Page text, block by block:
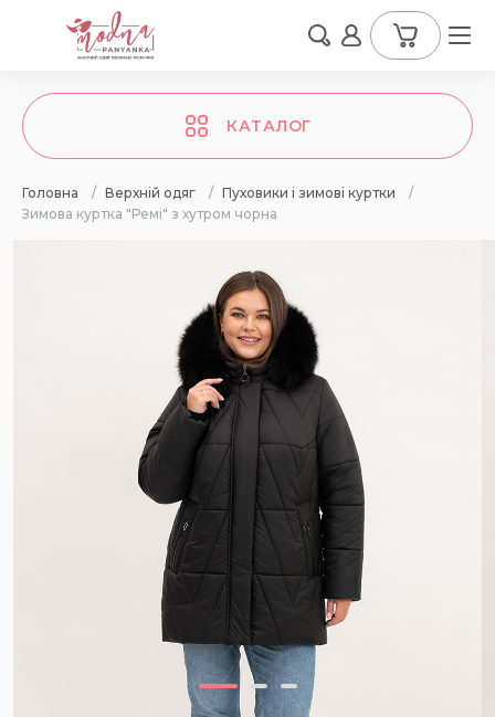
КАТАЛОГ
Головна / Верхній одяг / Пуховики і зимові куртки
/
Зимова куртка "Ремі" з хутром чорна